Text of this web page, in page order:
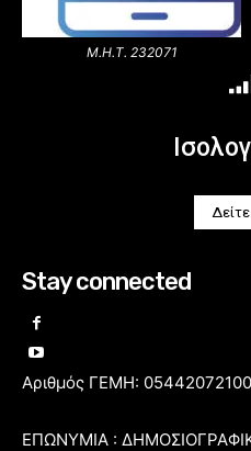
Μ.Η.Τ. 232071
Δείτε
Stay connected
Αριθμός ΓΕΜΗ:
ΕΠΩΝΥΜΙΑ :